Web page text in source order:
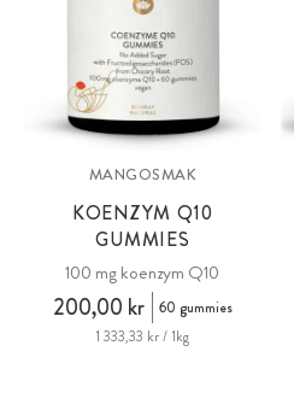
MANGOSMAK
KOENZYM Q10
GUMMIES
100 mg koenzym Q10
200,00 kr
60 gummies
1 333,33 kr / 1kg